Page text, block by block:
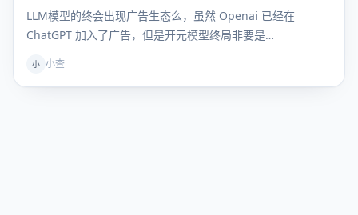
LLM模型的终会出现广告生态么，虽然 Openai 已经在
ChatGPT 加入了广告，但是开元模型终局非要是…
小 小查